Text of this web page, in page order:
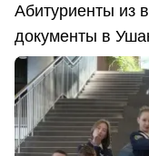
Абитуриенты из
документы в